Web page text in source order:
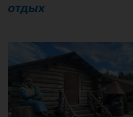
отдых